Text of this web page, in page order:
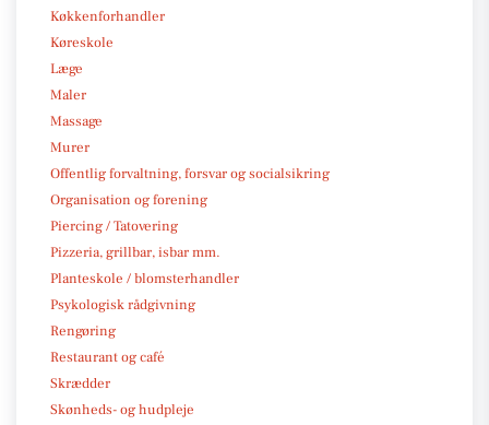
Køkkenforhandler
Køreskole
Læge
Maler
Massage
Murer
Offentlig forvaltning, forsvar og socialsikring
Organisation og forening
Piercing / Tatovering
Pizzeria, grillbar, isbar mm.
Planteskole / blomsterhandler
Psykologisk rådgivning
Rengøring
Restaurant og café
Skrædder
Skønheds- og hudpleje